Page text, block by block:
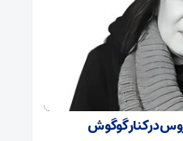
در کنار گوگوش